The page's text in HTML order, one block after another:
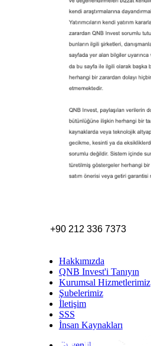
+90 212 336 7373
Hakkımızda
QNB Invest'i Tanıyın
Kurumsal Hizmetlerimiz
Şubelerimiz
İletişim
SSS
İnsan Kaynakları